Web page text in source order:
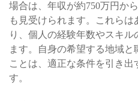
場合は、年収が約750万円か
も見受けられます。これら
り、個人の経験年数やスキ
ます。自身の希望する地域と
ことは、適正な条件を引き出
す。